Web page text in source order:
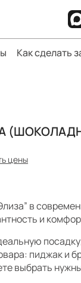
Как сделать
цены
в
и
пиджак и
выбрать